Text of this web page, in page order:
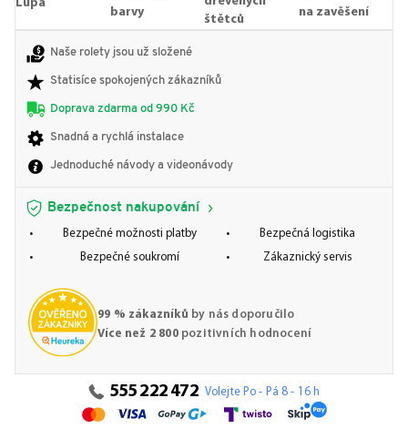
Lupa
barvy
štětců
na zavěšení
Naše rolety jsou už složené
Statisíce spokojených zákazníků
Doprava zdarma od 990 Kč
Snadná a rychlá instalace
Jednoduché návody a videonávody
Bezpečnost nakupování
Bezpečné možnosti platby
Bezpečná logistika
Bezpečné soukromí
Zákaznický servis
99 % zákazníků by nás doporučilo
Více než 2 800pozitivních hodnocení
555 222 472 Volejte Po - Pá 8 - 16 h